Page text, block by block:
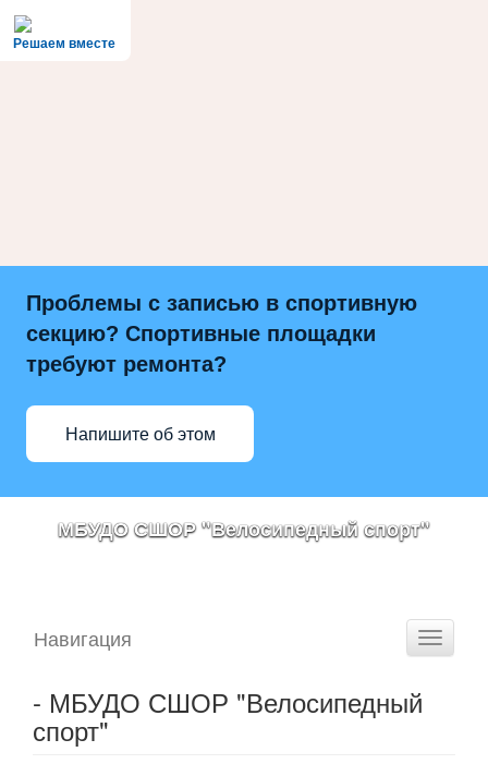
Решаем вместе
Проблемы с записью в спортивную
секцию? Спортивные площадки
требуют ремонта?
Напишите об этом
МБУДО СШОР "Велосипедный спорт"
Toggle
Навигация
- МБУДО СШОР "Велосипедный
спорт"